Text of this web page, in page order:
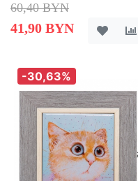
60,40 BYN
41,90 BYN
-30,63%